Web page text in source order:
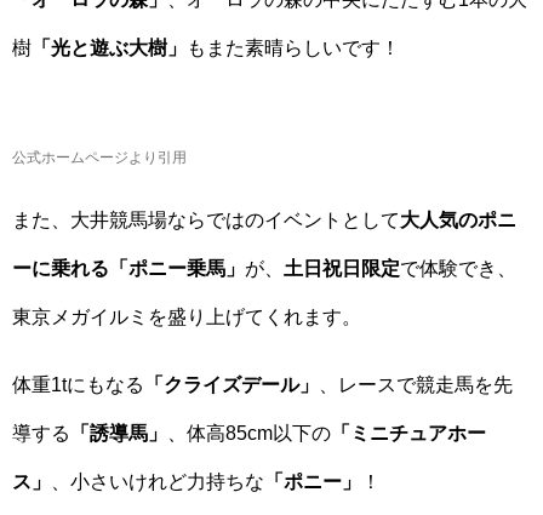
樹 「光と遊ぶ大樹」 もまた素晴らしいです！
公式ホームページより引用
また、大井競馬場ならではのイベントとして大人気のポニ
ーに乗れる「ポニー乗馬」 が、 土日祝日限定で体験でき、
東京メガイルミを盛り上げてくれます。
体重1tにもなる 「クライズデール」 、レースで競走馬を先
導する 「誘導馬」 、体高85cm以下の 「ミニチュアホー
ス」 、小さいけれど力持ちな 「ポニー」 ！